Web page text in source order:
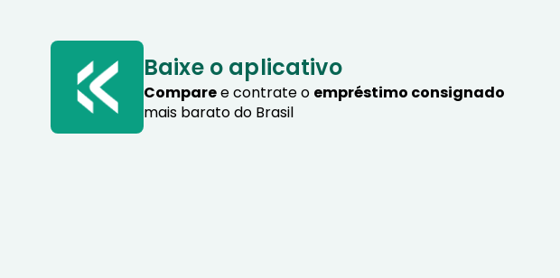
Baixe o aplicativo
Comparee contrate o empréstimo consignado
mais barato do Brasil